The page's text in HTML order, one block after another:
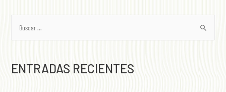
ENTRADAS RECIENTES